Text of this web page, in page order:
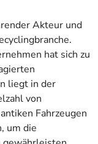
Akteur und
hat sich zu
liegt in der
von
Fahrzeugen
um die